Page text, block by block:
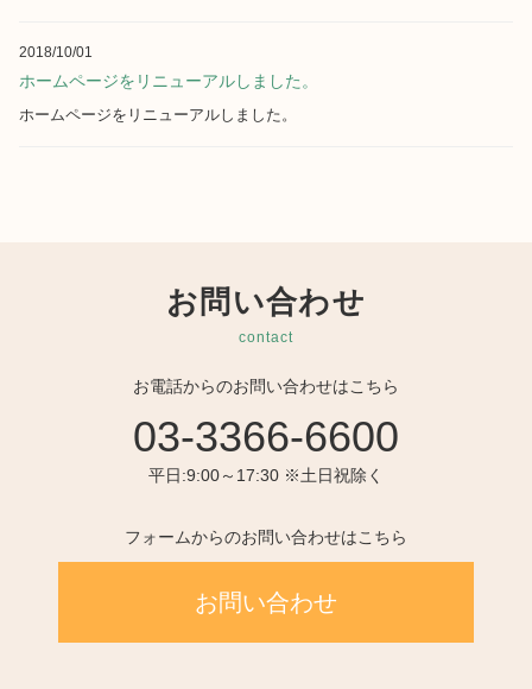
2018/10/01
ホームページをリニューアルしました。
ホームページをリニューアルしました。
お問い合わせ
contact
お電話からのお問い合わせはこちら
03-3366-6600
平日:9:00～17:30 ※土日祝除く
フォームからのお問い合わせはこちら
お問い合わせ